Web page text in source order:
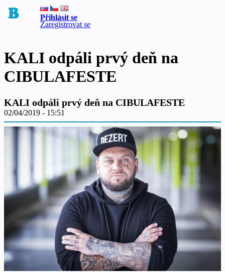
Přihlásit se
Zaregistrovat se
KALI odpáli prvý deň na
CIBULAFESTE
KALI odpáli prvý deň na CIBULAFESTE
02/04/2019 - 15:51